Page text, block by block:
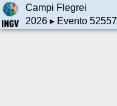
Campi Flegrei
2026▸ Evento 52557